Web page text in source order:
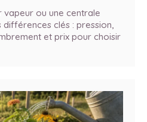
vapeur ou une centrale
clés : pression,
et prix pour choisir